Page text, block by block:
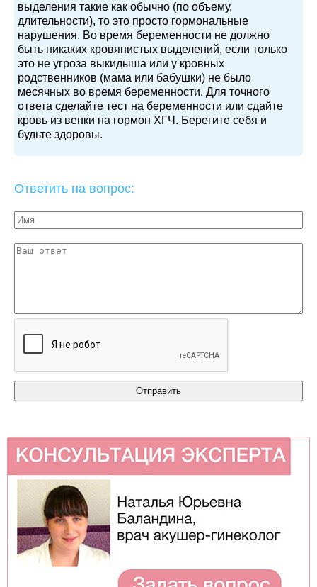
выделения такие как обычно (по объему,
длительности), то это просто гормональные
нарушения. Во время беременности не должно
быть никаких кровянистых выделений, если только
это не угроза выкидыша или у кровных
родственников (мама или бабушки) не было
месячных во время беременности. Для точного
ответа сделайте тест на беременности или сдайте
кровь из венки на гормон ХГЧ. Берегите себя и
будьте здоровы.
Ответить на вопрос: